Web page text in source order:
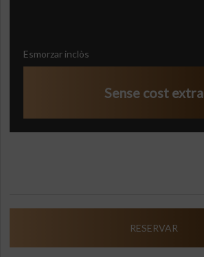
Esmorzar inclòs
Sense cost extra
RESERVAR